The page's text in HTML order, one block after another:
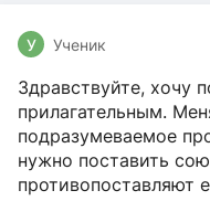
У Ученик
Здравствуйте, хочу
прилагательным.
подразумеваемое
нужно поставить
противопоставляют